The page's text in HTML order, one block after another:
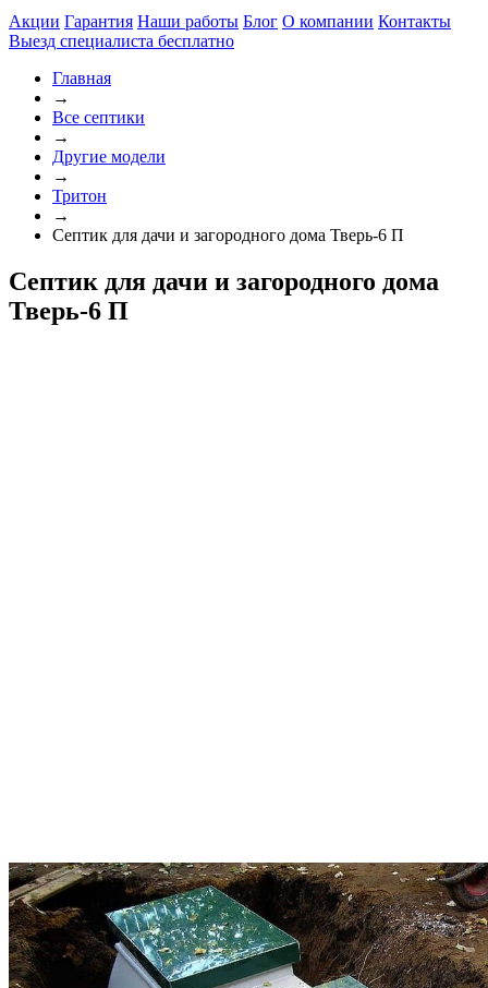
Акции Гарантия Наши работы Блог О компании Контакты
Выезд специалиста бесплатно
Главная
→
Все септики
→
Другие модели
→
Тритон
→
Септик для дачи и загородного дома Тверь-6 П
Септик для дачи и загородного дома
Тверь-6 П